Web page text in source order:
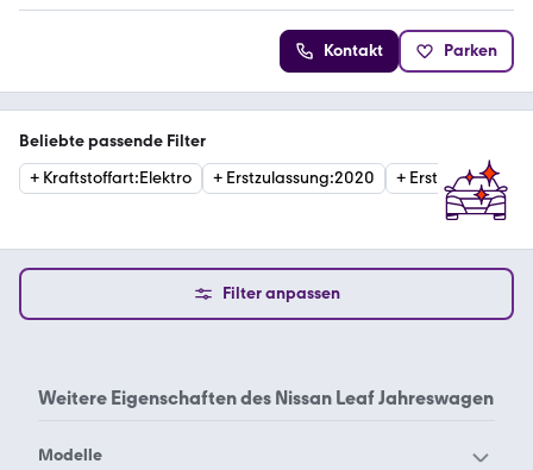
Kontakt Parken
Beliebte passende Filter
+ Kraftstoffart:Elektro + Erstzulassung:2020 + Erstzulassung
Filter anpassen
Weitere Eigenschaften des Nissan Leaf Jahreswagen
Modelle